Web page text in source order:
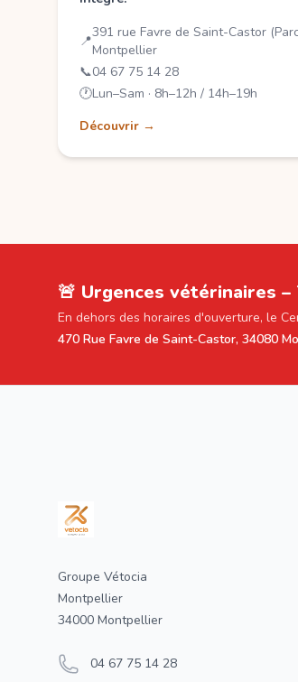
📍
391 rue Favre de Saint-Castor
Montpellier
📞04 67 75 14 28
🕐Lun–Sam · 8h–12h / 14h–19h
Découvrir →
🚨 Urgences vétérinaires –
En dehors des horaires d'ouverture, le
470 Rue Favre de Saint-Castor, 34080
Groupe Vétocia
Montpellier
34000 Montpellier
04 67 75 14 28